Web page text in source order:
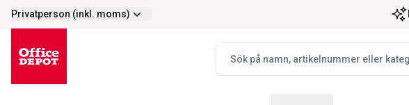
selector.vat
Privatperson (inkl. moms)
navbar.quicksearch.label